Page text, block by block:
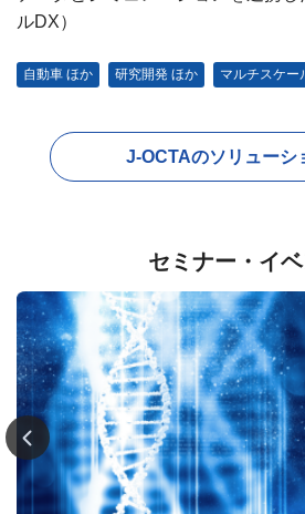
ルDX）
自動車 ほか 研究開発 ほか マルチスケー
J-OCTAのソリューシ
セミナー・イベ